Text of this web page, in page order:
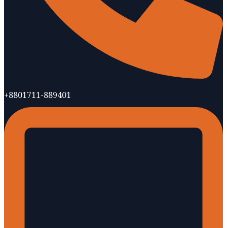
+8801711-889401